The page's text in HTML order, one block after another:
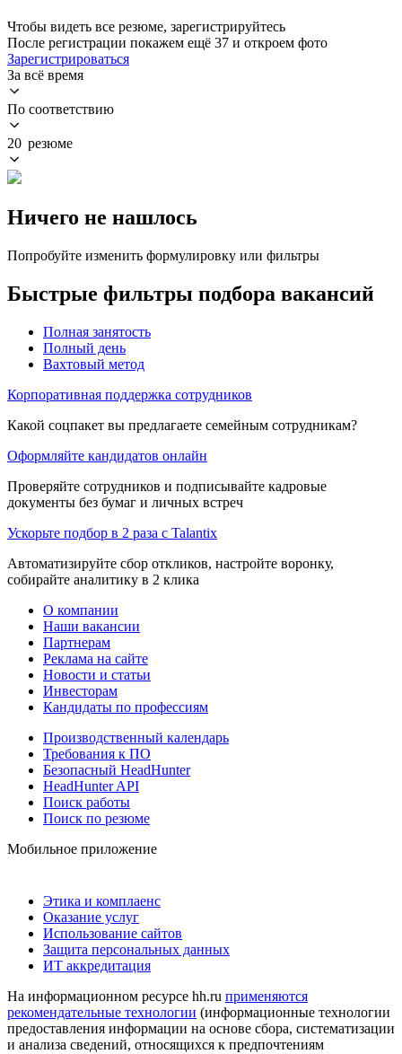
Чтобы видеть все резюме, зарегистрируйтесь
После регистрации покажем ещё 37 и откроем фото
Зарегистрироваться
За всё время
По соответствию
20 резюме
Ничего не нашлось
Попробуйте изменить формулировку или фильтры
Быстрые фильтры подбора вакансий
Полная занятость
Полный день
Вахтовый метод
Корпоративная поддержка сотрудников
Какой соцпакет вы предлагаете семейным сотрудникам?
Оформляйте кандидатов онлайн
Проверяйте сотрудников и подписывайте кадровые
документы без бумаг и личных встреч
Ускорьте подбор в 2 раза с Talantix
Автоматизируйте сбор откликов, настройте воронку,
собирайте аналитику в 2 клика
О компании
Наши вакансии
Партнерам
Реклама на сайте
Новости и статьи
Инвесторам
Кандидаты по профессиям
Производственный календарь
Требования к ПО
Безопасный HeadHunter
HeadHunter API
Поиск работы
Поиск по резюме
Мобильное приложение
Этика и комплаенс
Оказание услуг
Использование сайтов
Защита персональных данных
ИТ аккредитация
На информационном ресурсе hh.ru применяются
рекомендательные технологии (информационные технологии
предоставления информации на основе сбора, систематизации
и анализа сведений, относящихся к предпочтениям